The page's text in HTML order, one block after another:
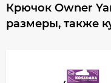
Крючок Owner
размеры, также